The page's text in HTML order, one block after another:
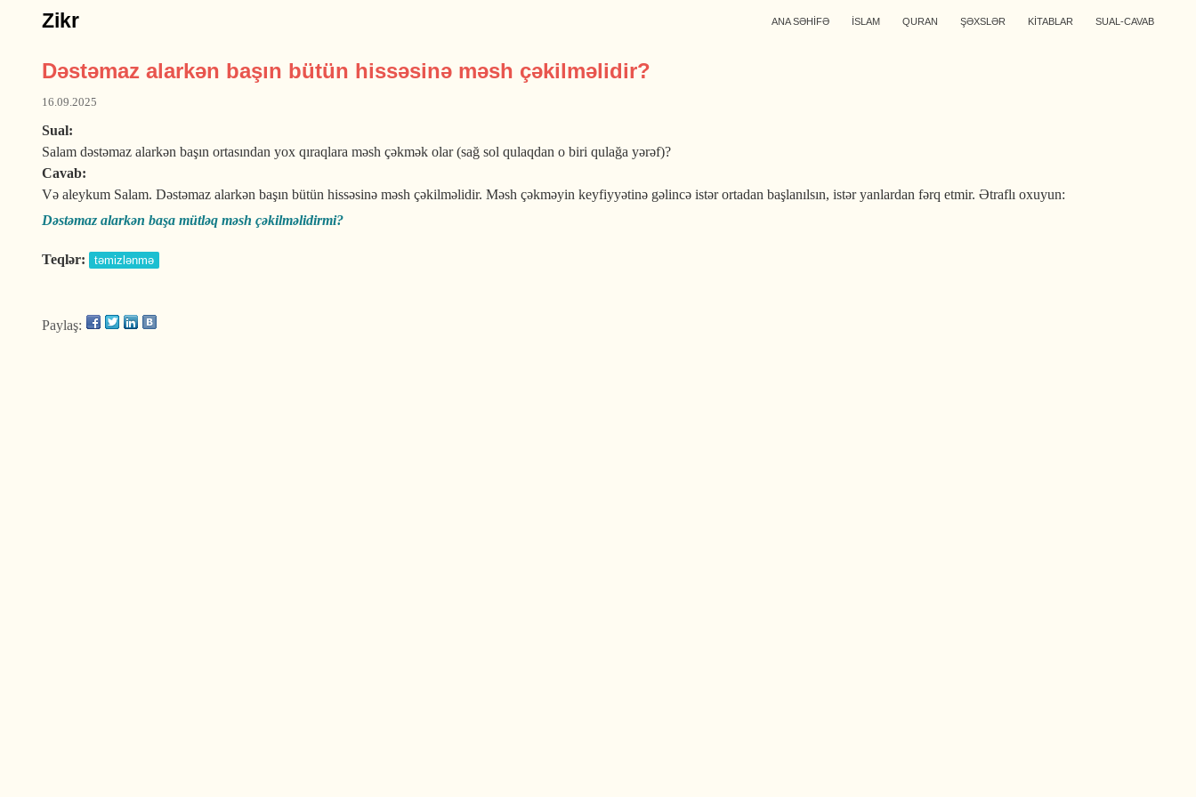
Zikr ANA SƏHİFƏ İSLAM QURAN ŞƏXSLƏR KİTABLAR SUAL-CAVAB
Dəstəmaz alarkən başın bütün hissəsinə məsh çəkilməlidir?
16.09.2025
Sual:
Salam dəstəmaz alarkən başın ortasından yox qıraqlara məsh çəkmək olar (sağ sol qulaqdan o biri qulağa yərəf)?
Cavab:
Və aleykum Salam. Dəstəmaz alarkən başın bütün hissəsinə məsh çəkilməlidir. Məsh çəkməyin keyfiyyətinə gəlincə istər ortadan başlanılsın, istər yanlardan fərq etmir. Ətraflı oxuyun:
Dəstəmaz alarkən başa mütləq məsh çəkilməlidirmi?
Teqlər: təmizlənmə
Paylaş: